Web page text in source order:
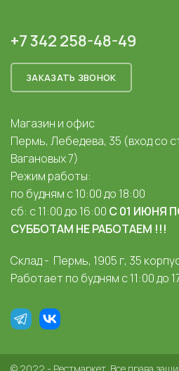
+7 342 258-48-49
ЗАКАЗАТЬ ЗВОНОК
Магазин и офис
Пермь, Лебедева, 35 (вход со
Вагановых 7)
Режим работы:
по будням с 10:00 до 18:00
сб: с 11:00 до 16:00 С 01 ИЮНЯ
СУББОТАМ НЕ РАБОТАЕМ !!!
Склад - Пермь, 1905 г, 35
Работает по будням с 11:00 до